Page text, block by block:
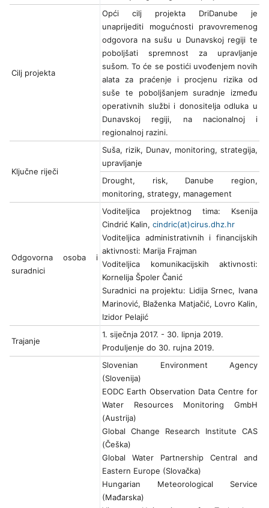
Cilj projekta
Opći cilj projekta DriDanube je
unaprijediti mogućnosti pravovremenog
odgovora na sušu u Dunavskoj regiji te
poboljšati spremnost za upravljanje
sušom. To će se postići uvođenjem novih
alata za praćenje i procjenu rizika od
suše te poboljšanjem suradnje između
operativnih službi i donositelja odluka u
Dunavskoj regiji, na nacionalnoj i
regionalnoj razini.
Ključne riječi
Suša, rizik, Dunav, monitoring, strategija,
upravljanje
Drought, risk, Danube region,
monitoring, strategy, management
Odgovorna osoba i
suradnici
Voditeljica projektnog tima: Ksenija
Cindrić Kalin, cindric(at)cirus.dhz.hr
Voditeljica administrativnih i financijskih
aktivnosti: Marija Frajman
Voditeljica komunikacijskih aktivnosti:
Kornelija Špoler Čanić
Suradnici na projektu: Lidija Srnec, Ivana
Marinović, Blaženka Matjačić, Lovro Kalin,
Izidor Pelajić
Trajanje
1. siječnja 2017. - 30. lipnja 2019.
Produljenje do 30. rujna 2019.
Slovenian Environment Agency
(Slovenija)
EODC Earth Observation Data Centre for
Water Resources Monitoring GmbH
(Austrija)
Global Change Research Institute CAS
(Češka)
Global Water Partnership Central and
Eastern Europe (Slovačka)
Hungarian Meteorological Service
(Mađarska)